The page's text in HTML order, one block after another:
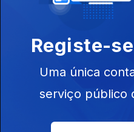
Registe-
Uma única
serviço público